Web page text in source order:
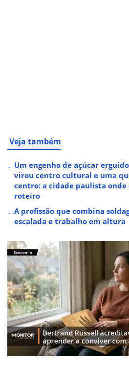
Veja também
Um engenho de açúcar
virou centro cultural e uma
centro: a cidade paulista onde
roteiro
A profissão que combina
escalada e trabalho em altura